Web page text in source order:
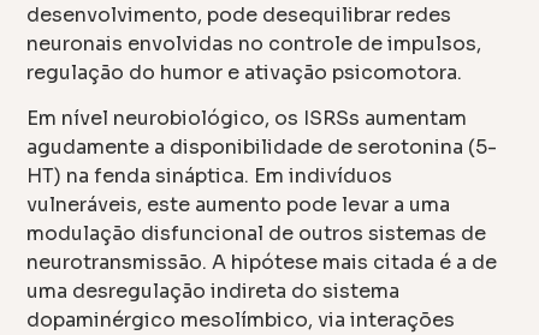
desenvolvimento, pode desequilibrar redes
neuronais envolvidas no controle de impulsos,
regulação do humor e ativação psicomotora.
Em nível neurobiológico, os ISRSs aumentam
agudamente a disponibilidade de serotonina (5-
HT) na fenda sináptica. Em indivíduos
vulneráveis, este aumento pode levar a uma
modulação disfuncional de outros sistemas de
neurotransmissão. A hipótese mais citada é a de
uma desregulação indireta do sistema
dopaminérgico mesolímbico, via interações